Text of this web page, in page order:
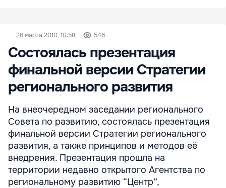
26 марта 2010, 10:58 546
Состоялась презентация
финальной версии Стратегии
регионального развития
На внеочередном заседании регионального
Совета по развитию, состоялась презентация
финальной версии Стратегии регионального
развития, а также принципов и методов её
внедрения. Презентация прошла на
территории недавно открытого Агентства по
региональному развитию “Центр”,